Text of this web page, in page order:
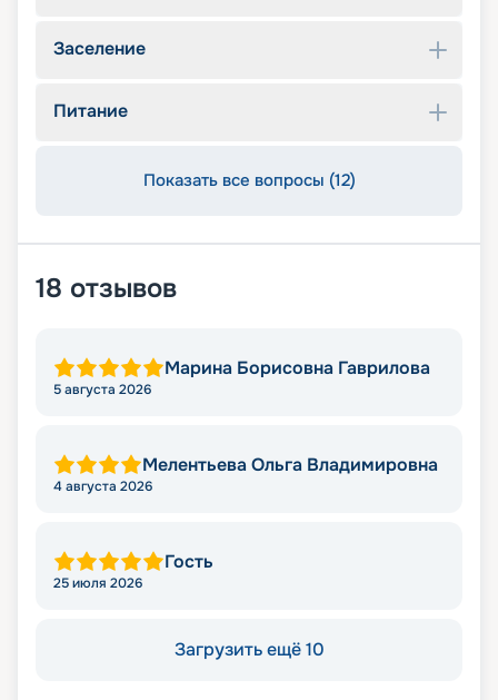
Заселение
Питание
Показать все вопросы (12)
18 отзывов
Марина Борисовна Гаврилова
5 августа 2026
Мелентьева Ольга Владимировна
4 августа 2026
Гость
25 июля 2026
Загрузить ещё 10